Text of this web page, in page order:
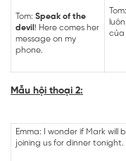
Tom: Speak of the
devil! Here comes her
message on my
phone.
của
Mẫu hội thoại 2:
Emma: I wonder if Mark will
joining us for dinner tonight.